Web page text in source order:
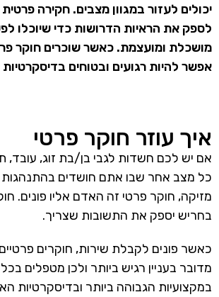
יכולים לעזור במגוון מצבים. חקירה
לספק את הראיות הדרושות כדי שיוכלו
מושכלת ומועצמת. כאשר שוכרים חוקר
אפשר להיות רגועים ובטוחים בדיסקרטיות
איך עוזר חוקר פרטי
אם יש לכם חשדות לגבי בן/בת זוג, עובד,
כל מצב אחר שבו אתם חושדים בהתנהגות
מזיקה, חוקר פרטי זה האדם אליו פונים.
בחריש יספק את התשובות שצריך.
כאשר פונים לקבלת שירות, חוקרים פרטיים
מדובר בעניין רגיש ביותר ולכן מטפלים
במקצועיות הגבוהה ביותר ובדיסקרטיות